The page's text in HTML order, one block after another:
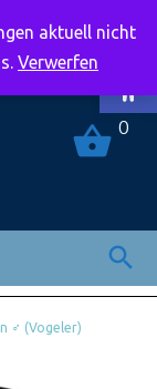
0
♂ (Vogeler)
aktuell nicht
Verwerfen